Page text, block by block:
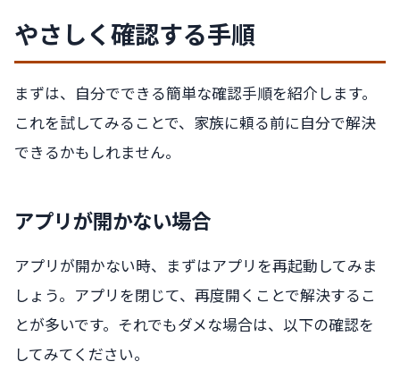
やさしく確認する手順
まずは、自分でできる簡単な確認手順を紹介します。
これを試してみることで、家族に頼る前に自分で解決
できるかもしれません。
アプリが開かない場合
アプリが開かない時、まずはアプリを再起動してみま
しょう。アプリを閉じて、再度開くことで解決するこ
とが多いです。それでもダメな場合は、以下の確認を
してみてください。